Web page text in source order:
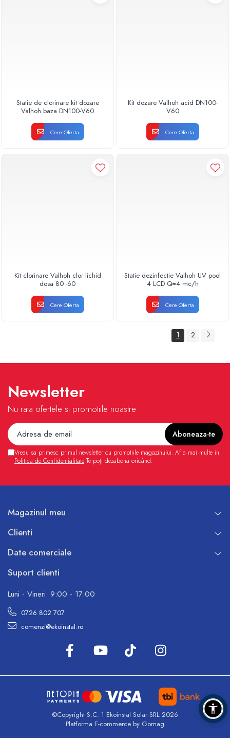
Statie de clorinare kit dozare
Valhoh baza DN100-V60
Cere Oferta
Kit dozare Valhoh acid DN100-
V60
Cere Oferta
Kit clorinare Valhoh clor lichid
dosa 80 -60
Cere Oferta
Statie dezinfectie Valhoh UV pool
4 LCD Q=4 mc/h
Cere Oferta
1 2
Newsletter
Nu rata ofertele si promotiile noastre
Vreau sa primesc primul newsletter cu promotiile magazinului. Afla mai multe in
Politica de Confidentialitate Te poți dezabona oricând.
Magazinul meu
Clienti
Date comerciale
Suport clienti
Luni - Vineri: 9:00 - 17:00
0726 802 707
comenzi@ekoinstal.ro
©Copyright S.C. 1 Ekoinstal Solar SRL 2026
Platforma E-commerce by Gomag